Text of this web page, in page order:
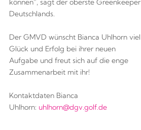
können“, sagt der oberste Greenkeeper
Deutschlands.
Der GMVD wünscht Bianca Uhlhorn viel
Glück und Erfolg bei ihrer neuen
Aufgabe und freut sich auf die enge
Zusammenarbeit mit ihr!
Kontaktdaten Bianca
Uhlhorn: uhlhorn@dgv.golf.de